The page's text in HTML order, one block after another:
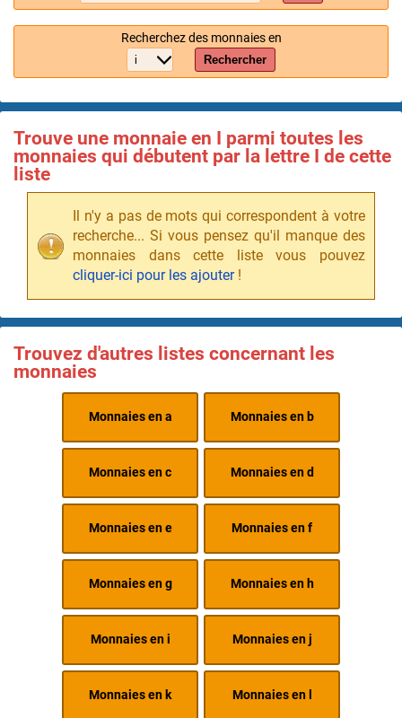
Recherchez des monnaies en
Rechercher
Trouve une monnaie en I parmi toutes les
monnaies qui débutent par la lettre I de cette
liste
Il n'y a pas de mots qui correspondent à votre
recherche... Si vous pensez qu'il manque des
monnaies dans cette liste vous pouvez
cliquer-ici pour les ajouter!
Trouvez d'autres listes concernant les
monnaies
Monnaies en a Monnaies en b
Monnaies en c Monnaies en d
Monnaies en e Monnaies en f
Monnaies en g Monnaies en h
Monnaies en i Monnaies en j
Monnaies en k Monnaies en l